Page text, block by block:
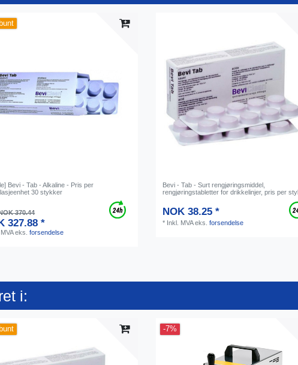
Bevi - Tab - Alkaline - Pris per
30 stykker
370.44
327.88 *
eks.forsendelse
Bevi - Tab - Surt rengjøringsmiddel,
rengjøringstabletter for drikkelinjer, pris per
NOK 38.25 *
* Inkl. MVAeks.forsendelse
i:
-7%